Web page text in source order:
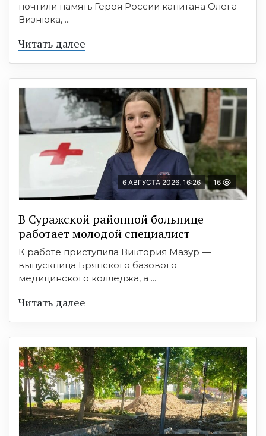
почтили память Героя России капитана Олега
Визнюка, ...
Читать далее
6 АВГУСТА 2026, 16:26 16
В Суражской районной больнице
работает молодой специалист
К работе приступила Виктория Мазур —
выпускница Брянского базового
медицинского колледжа, а ...
Читать далее